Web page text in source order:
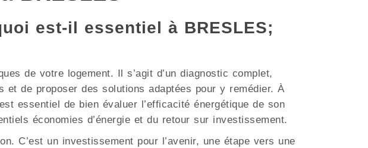
est-il essentiel à BRESLES;
de votre logement. Il s’agit d’un diagnostic complet,
et de proposer des solutions adaptées pour y remédier. À
essentiel de bien évaluer l’efficacité énergétique de son
économies d’énergie et du retour sur investissement.
C’est un investissement pour l’avenir, une étape vers une